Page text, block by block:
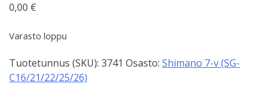
0,00 €
Varasto loppu
Tuotetunnus (SKU): 3741 Osasto: Shimano 7-v (SG-
C16/21/22/25/26)